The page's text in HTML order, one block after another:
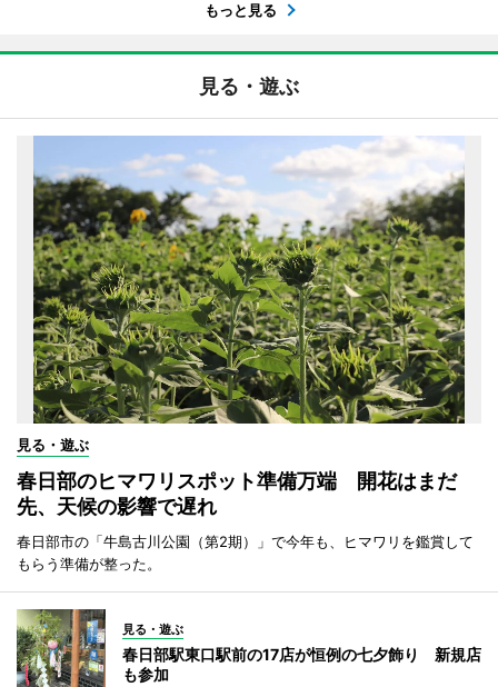
もっと見る
見る・遊ぶ
見る・遊ぶ
春日部のヒマワリスポット準備万端 開花はまだ
先、天候の影響で遅れ
春日部市の「牛島古川公園（第2期）」で今年も、ヒマワリを鑑賞して
もらう準備が整った。
見る・遊ぶ
春日部駅東口駅前の17店が恒例の七夕飾り 新規店
も参加